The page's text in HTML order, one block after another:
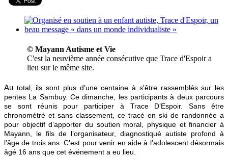
© Mayann Autisme et Vie
C'est la neuvième année consécutive que Trace d'Espoir a
lieu sur le même site.
Au total, ils sont plus d’une centaine à s'être rassemblés sur les
pentes La Sambuy. Ce dimanche, les participants à deux parcours
se sont réunis pour participer à Trace D’Espoir. Sans être
chronométré et sans classement, ce tracé en ski de randonnée a
pour objectif d’apporter du soutien moral, physique et financier à
Mayann, le fils de l’organisateur, diagnostiqué autiste profond à
l’âge de trois ans. C’est pour venir en aide à l’adolescent désormais
âgé 16 ans que cet événement a eu lieu.